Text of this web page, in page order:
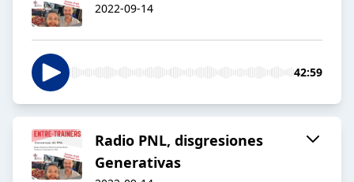
2022-09-14
42:59
Radio PNL, disgresiones
Generativas